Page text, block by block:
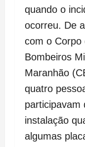
quando o
ocorreu. De
com o Corpo
Bombeiros
Maranhão
quatro
participavam
instalação
algumas